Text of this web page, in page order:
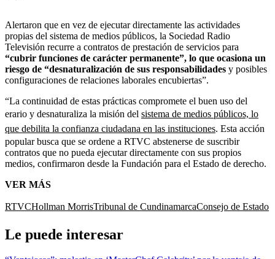
Alertaron que en vez de ejecutar directamente las actividades
propias del sistema de medios públicos, la Sociedad Radio
Televisión recurre a contratos de prestación de servicios para
“cubrir funciones de carácter permanente”, lo que ocasiona un
riesgo de “desnaturalización de sus responsabilidades y posibles
configuraciones de relaciones laborales encubiertas”.
“La continuidad de estas prácticas compromete el buen uso del
erario y desnaturaliza la misión del sistema de medios públicos, lo
que debilita la confianza ciudadana en las instituciones. Esta acción
popular busca que se ordene a RTVC abstenerse de suscribir
contratos que no pueda ejecutar directamente con sus propios
medios, confirmaron desde la Fundación para el Estado de derecho.
VER MÁS
RTVCHollman MorrisTribunal de CundinamarcaConsejo de Estado
Le puede interesar